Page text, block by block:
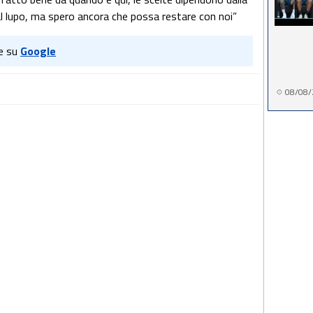
ma spero ancora che possa restare con noi”
su Google
08/08/